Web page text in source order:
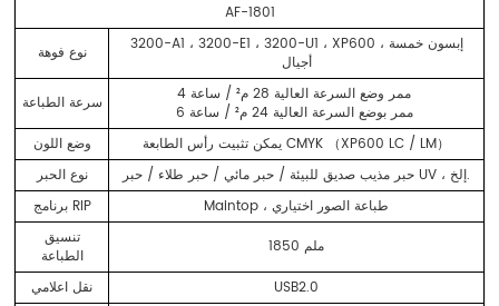
AF-1801
نوع فوهة
3200-A1 ، 3200-E1 ، 3200-U1 ، XP600 ، إبسون خمسة
أجيال
سرعة الطباعة
6 ممر بوضع السرعة العالية 24 م² / ساعة
وضع اللون
يمكن تثبيت رأس الطابعة CMYK （XP600 LC / LM）
نوع الحبر
حبر مذيب صديق للبيئة / حبر مائي / حبر طلاء / حبر UV ، إلخ.
برنامج RIP
Maintop ، طباعة الصور اختياري
تنسيق
الطباعة
1850 ملم
نقل اعلامي
USB2.0